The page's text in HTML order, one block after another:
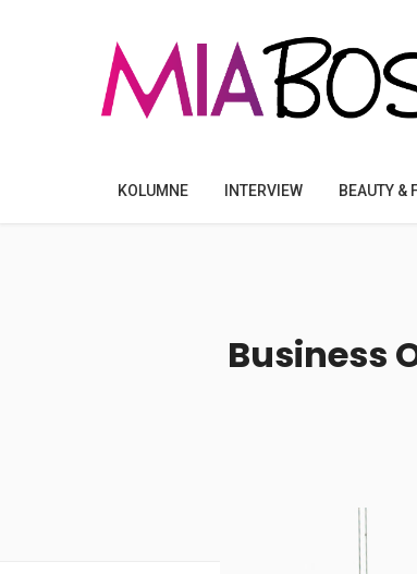
KOLUMNE INTERVIEW BEAUTY &
Business